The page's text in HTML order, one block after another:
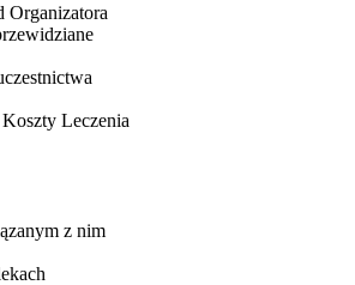
Organizatora
Leczenia
z nim